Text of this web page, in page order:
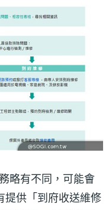
略有不同，可能會
提供「到府收送維修